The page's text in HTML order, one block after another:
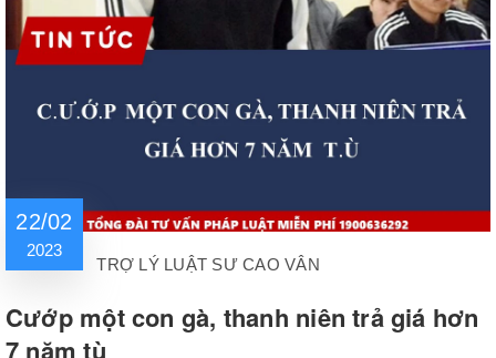
22/02
2023
TRỢ LÝ LUẬT SƯ CAO VÂN
Cướp một con gà, thanh niên trả giá hơn
7 năm tù